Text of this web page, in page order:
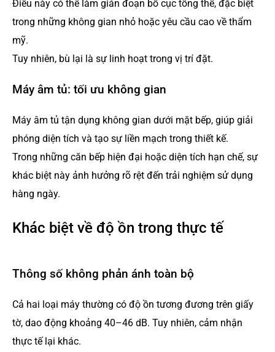
Điều này có thể làm gián đoạn bố cục tổng thể, đặc biệt
trong những không gian nhỏ hoặc yêu cầu cao về thẩm
mỹ.
Tuy nhiên, bù lại là sự linh hoạt trong vị trí đặt.
Máy âm tủ: tối ưu không gian
Máy âm tủ tận dụng không gian dưới mặt bếp, giúp giải
phóng diện tích và tạo sự liền mạch trong thiết kế.
Trong những căn bếp hiện đại hoặc diện tích hạn chế, sự
khác biệt này ảnh hưởng rõ rệt đến trải nghiệm sử dụng
hàng ngày.
Khác biệt về độ ồn trong thực tế
Thông số không phản ánh toàn bộ
Cả hai loại máy thường có độ ồn tương đương trên giấy
tờ, dao động khoảng 40–46 dB. Tuy nhiên, cảm nhận
thực tế lại khác.